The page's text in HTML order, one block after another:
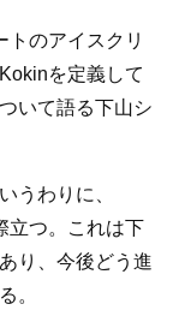
のアイスクリ
を定義して
いて語る下山シ
うわりに、
立つ。これは下
り、今後どう進
。